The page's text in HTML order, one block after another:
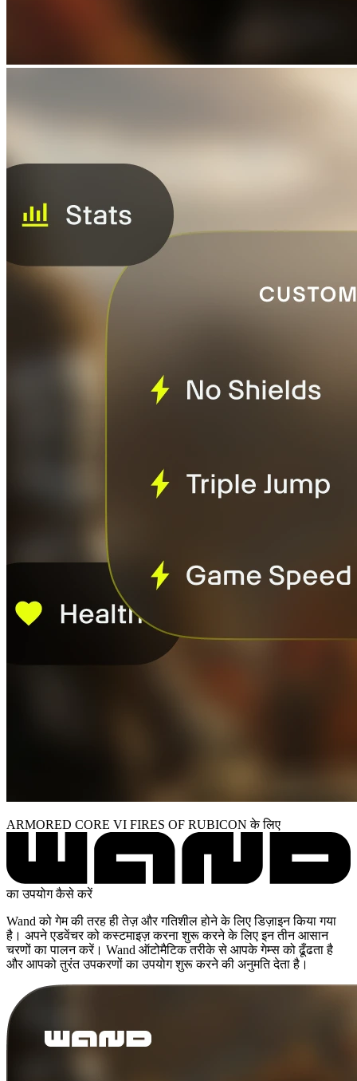
ARMORED CORE VI FIRES OF RUBICON के लिए
का उपयोग कैसे करें
Wand को गेम की तरह ही तेज़ और गतिशील होने के लिए डिज़ाइन किया गया
है। अपने एडवेंचर को कस्टमाइज़ करना शुरू करने के लिए इन तीन आसान
चरणों का पालन करें। Wand ऑटोमैटिक तरीके से आपके गेम्स को ढूँढता है
और आपको तुरंत उपकरणों का उपयोग शुरू करने की अनुमति देता है।